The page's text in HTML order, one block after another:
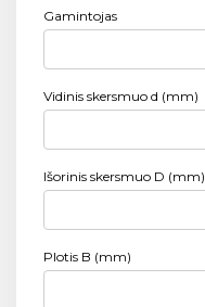
Gamintojas
Vidinis skersmuo d (mm)
Išorinis skersmuo D (mm)
Plotis B (mm)